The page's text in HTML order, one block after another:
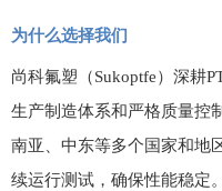
为什么选择我们
尚科氟塑（Sukoptfe）深耕
生产制造体系和严格质量控
南亚、中东等多个国家和地
续运行测试，确保性能稳定